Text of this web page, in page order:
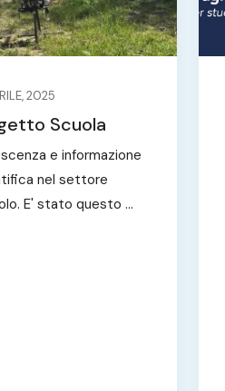
2025
Scuola
e informazione
nel settore
E' stato questo ...